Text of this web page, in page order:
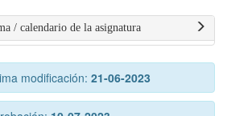
/ calendario de la asignatura
modificación: 21-06-2023